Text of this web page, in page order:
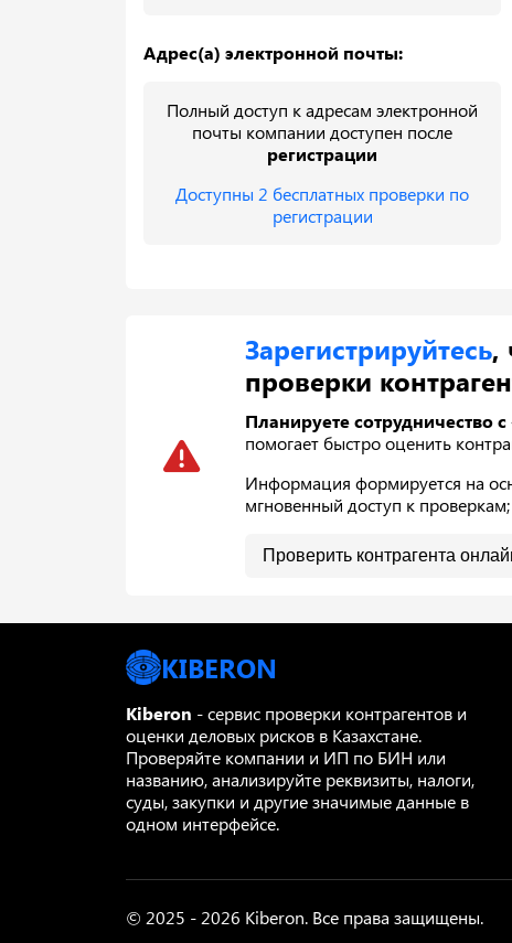
Адрес(а) электронной почты:
Полный доступ к адресам электронной
почты компании доступен после
регистрации
Доступны 2 бесплатных проверки по
регистрации
Зарегистрируйтесь,
проверки
Планируете сотрудничество
помогает быстро оценить
Информация формируется на
мгновенный доступ к проверкам;
Проверить контрагента
KIBERON
Kiberon - сервис проверки контрагентов и
оценки деловых рисков в Казахстане.
Проверяйте компании и ИП по БИН или
названию, анализируйте реквизиты, налоги,
суды, закупки и другие значимые данные в
одном интерфейсе.
© 2025 - 2026 Kiberon. Все права защищены.